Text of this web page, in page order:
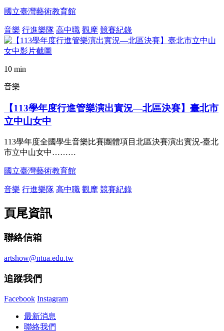
國立臺灣藝術教育館
音樂 行進樂隊 高中職 觀摩 競賽紀錄
10 min
音樂
【113學年度行進管樂演出實況—北區決賽】臺北市
立中山女中
113學年度全國學生音樂比賽團體項目北區決賽演出實況-臺北
市立中山女中………
國立臺灣藝術教育館
音樂 行進樂隊 高中職 觀摩 競賽紀錄
頁尾資訊
聯絡信箱
artshow@ntua.edu.tw
追蹤我們
Facebook Instagram
最新消息
聯絡我們